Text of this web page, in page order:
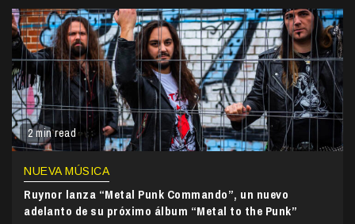
2 min read
NUEVA MÚSICA
Ruynor lanza “Metal Punk Commando”, un nuevo
adelanto de su próximo álbum “Metal to the Punk”